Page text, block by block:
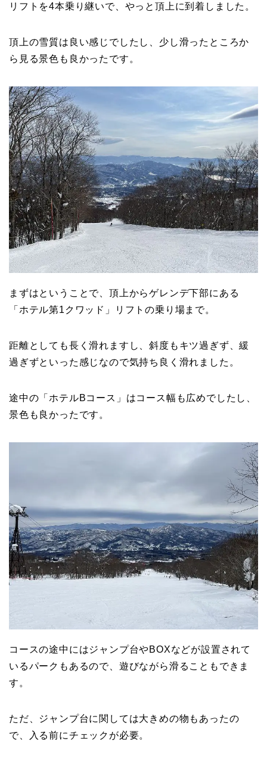
リフトを4本乗り継いで、やっと頂上に到着しました。
頂上の雪質は良い感じでしたし、少し滑ったところか
ら見る景色も良かったです。
まずはということで、頂上からゲレンデ下部にある
「ホテル第1クワッド」リフトの乗り場まで。
距離としても長く滑れますし、斜度もキツ過ぎず、緩
過ぎずといった感じなので気持ち良く滑れました。
途中の「ホテルBコース」はコース幅も広めでしたし、
景色も良かったです。
コースの途中にはジャンプ台やBOXなどが設置されて
いるパークもあるので、遊びながら滑ることもできま
す。
ただ、ジャンプ台に関しては大きめの物もあったの
で、入る前にチェックが必要。